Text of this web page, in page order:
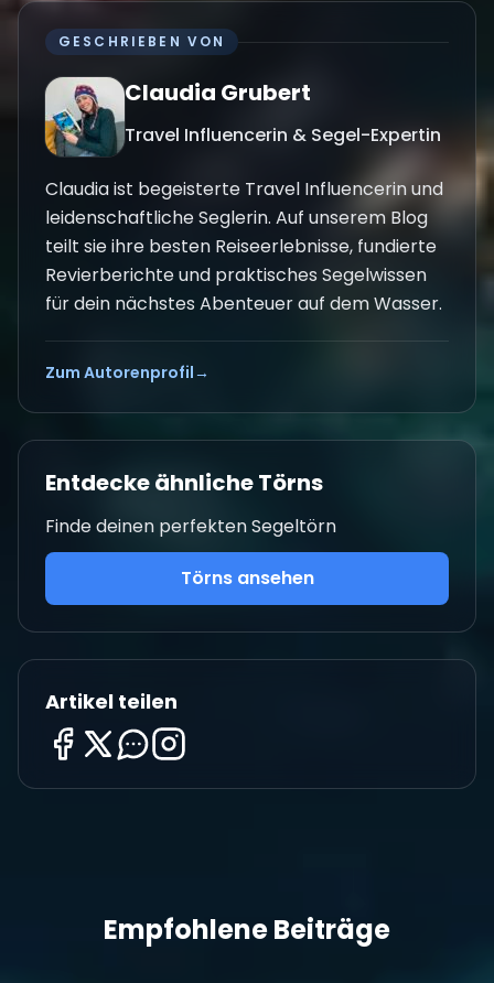
GESCHRIEBEN VON
Claudia Grubert
Travel Influencerin & Segel-Expertin
Claudia ist begeisterte Travel Influencerin und
leidenschaftliche Seglerin. Auf unserem Blog
teilt sie ihre besten Reiseerlebnisse, fundierte
Revierberichte und praktisches Segelwissen
für dein nächstes Abenteuer auf dem Wasser.
Zum Autorenprofil→
Entdecke ähnliche Törns
Finde deinen perfekten Segeltörn
Törns ansehen
Artikel teilen
Empfohlene Beiträge